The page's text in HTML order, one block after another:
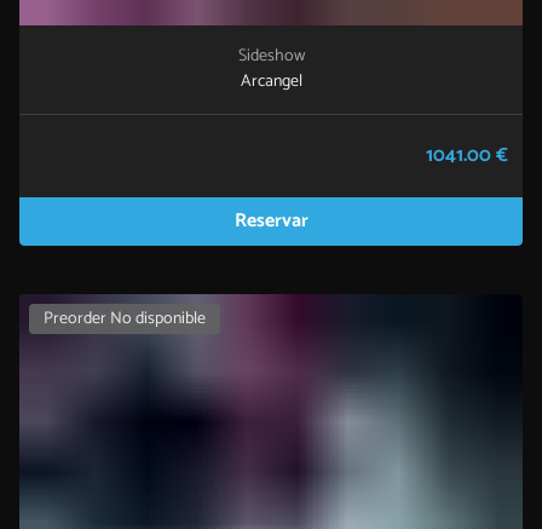
Sideshow
Arcangel
1041.00 €
Reservar
Preorder No disponible